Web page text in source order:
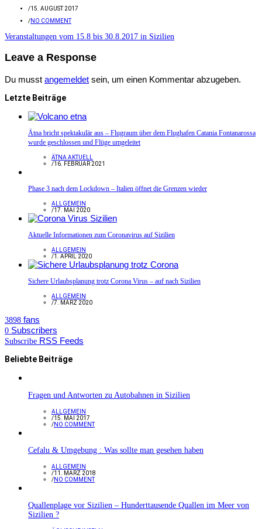
/15. AUGUST 2017
/NO COMMENT
Veranstaltungen vom 15.8 bis 30.8.2017 in Sizilien
Leave a Response
Du musst angemeldet sein, um einen Kommentar abzugeben.
Letzte Beiträge
Ätna bricht spektakulär aus – Flugraum über dem Flughafen Catania Fontanarossa
wurde geschlossen und Flüge umgeleitet
ÄTNA AKTUELL
/16. FEBRUAR 2021
Phase 3 nach dem Lockdown – Italien öffnet die Grenzen wieder
ALLGEMEIN
/17. MAI 2020
Aktuelle Informationen zum Coronavirus auf Sizilien
ALLGEMEIN
/1. APRIL 2020
Sichere Urlaubsplanung trotz Corona Virus – auf nach Sizilien
ALLGEMEIN
/7. MÄRZ 2020
3898 fans
0 Subscribers
Subscribe RSS Feeds
Beliebte Beiträge
Fragen und Antworten zu Autobahnen in Sizilien
ALLGEMEIN
/15. MAI 2017
/NO COMMENT
Cefalu & Umgebung : Was sollte man gesehen haben
ALLGEMEIN
/11. MÄRZ 2018
/NO COMMENT
Quallenplage vor Sizilien – Hunderttausende Quallen im Meer von
Sizilien ?